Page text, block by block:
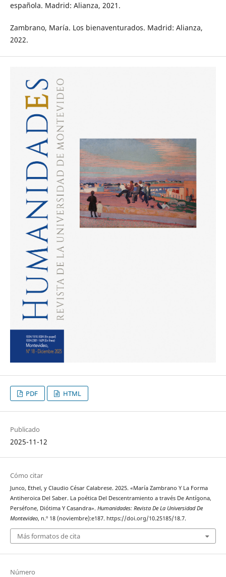
española. Madrid: Alianza, 2021.
Zambrano, María. Los bienaventurados. Madrid: Alianza,
2022.
PDF HTML
Publicado
2025-11-12
Cómo citar
Junco, Ethel, y Claudio César Calabrese. 2025. «María Zambrano Y La Forma
Antiheroica Del Saber. La poética Del Descentramiento a través De Antígona,
Perséfone, Diótima Y Casandra». Humanidades: Revista De La Universidad De
Montevideo, n.º 18 (noviembre):e187. https://doi.org/10.25185/18.7.
Más formatos de cita
Número